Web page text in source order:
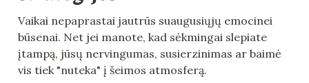
Vaikai nepaprastai jautrūs suaugusiųjų emocinei
būsenai. Net jei manote, kad sėkmingai slepiate
įtampą, jūsų nervingumas, susierzinimas ar baimė
vis tiek "nuteka" į šeimos atmosferą.